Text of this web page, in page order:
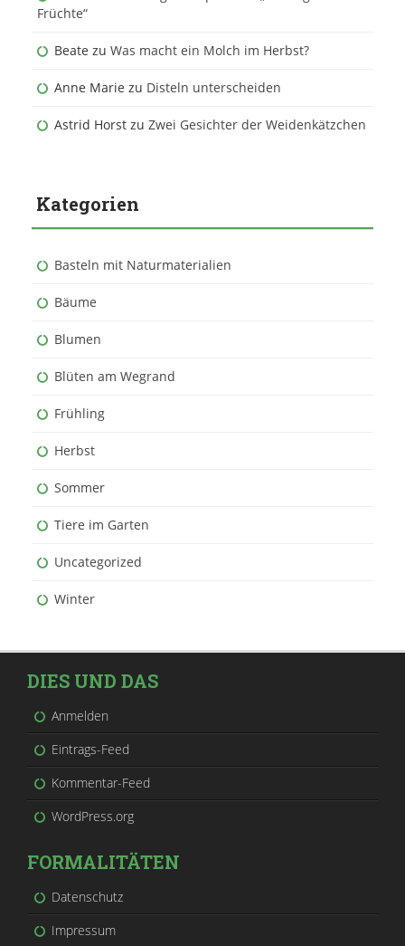
Früchte“
Beate zu Was macht ein Molch im Herbst?
Anne Marie zu Disteln unterscheiden
Astrid Horst zu Zwei Gesichter der Weidenkätzchen
Kategorien
Basteln mit Naturmaterialien
Bäume
Blumen
Blüten am Wegrand
Frühling
Herbst
Sommer
Tiere im Garten
Uncategorized
Winter
DIES UND DAS
Anmelden
Eintrags-Feed
Kommentar-Feed
WordPress.org
FORMALITÄTEN
Datenschutz
Impressum